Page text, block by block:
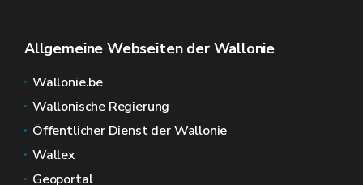
Allgemeine Webseiten der Wallonie
Wallonie.be
Wallonische Regierung
Öffentlicher Dienst der Wallonie
Wallex
Geoportal